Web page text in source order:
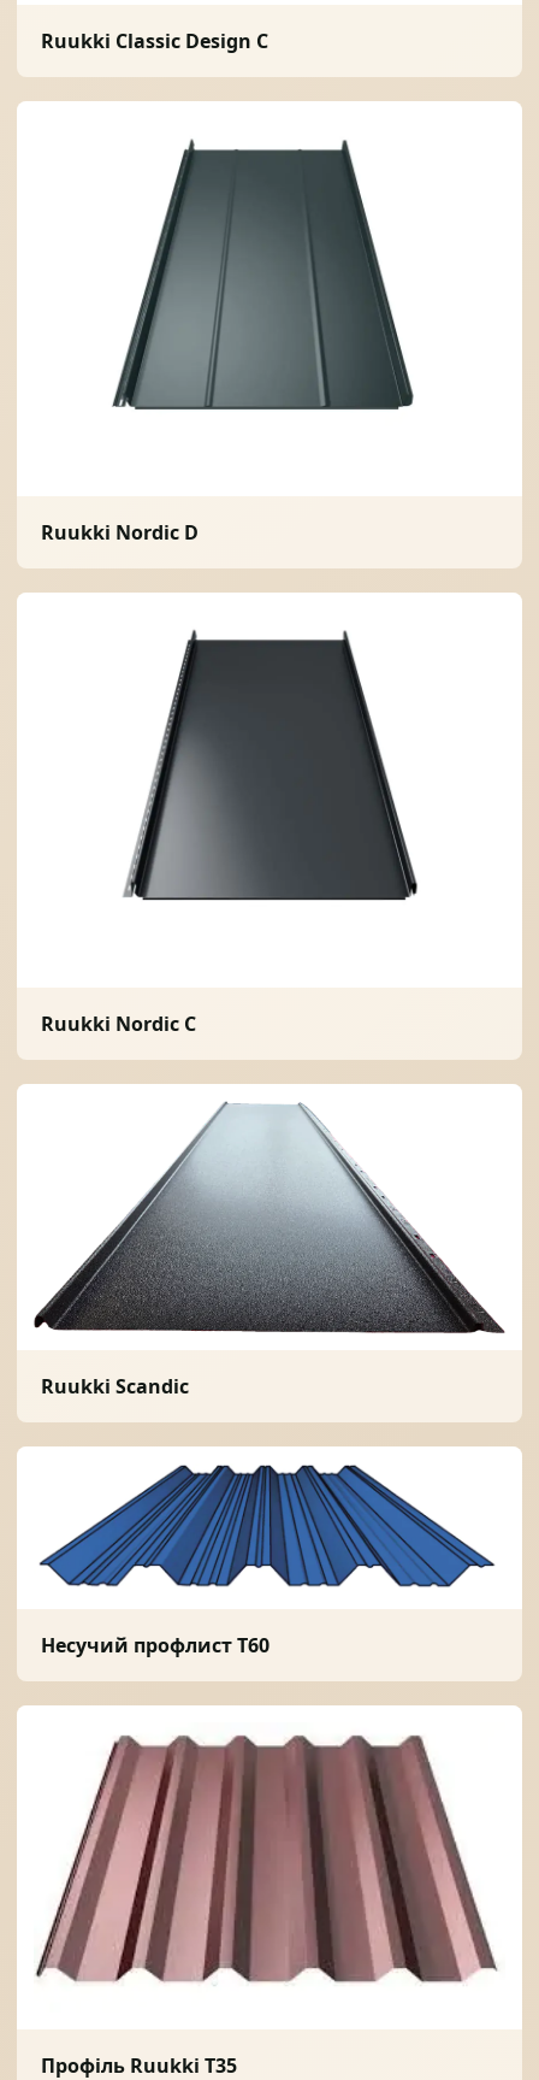
Ruukki Classic Design C
Ruukki Nordic D
Ruukki Nordic C
Ruukki Scandic
Несучий профлист T60
Профіль Ruukki T35